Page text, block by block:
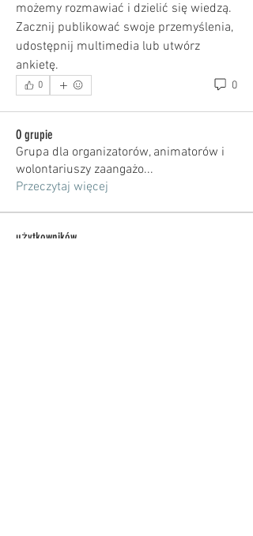
możemy rozmawiać i dzielić się wiedzą.
Zacznij publikować swoje przemyślenia,
udostępnij multimedia lub utwórz
ankietę.
0 0
O grupie
Grupa dla organizatorów, animatorów i
wolontariuszy zaangażo...
Przeczytaj więcej
użytkowników